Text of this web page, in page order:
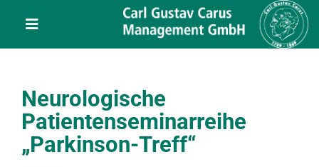
Toggle
Navigation
Über uns
Veranstaltungen
Neurologische
Patientenseminarreihe
„Parkinson-Treff“